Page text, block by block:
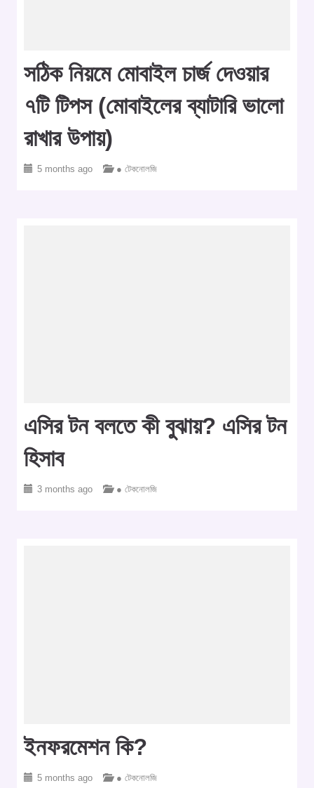
সঠিক নিয়মে মোবাইল চার্জ দেওয়ার
৭টি টিপস (মোবাইলের ব্যাটারি ভালো
রাখার উপায়)
5 months ago ● টেকনোলজি
এসির টন বলতে কী বুঝায়? এসির টন
হিসাব
3 months ago ● টেকনোলজি
ইনফরমেশন কি?
5 months ago ● টেকনোলজি